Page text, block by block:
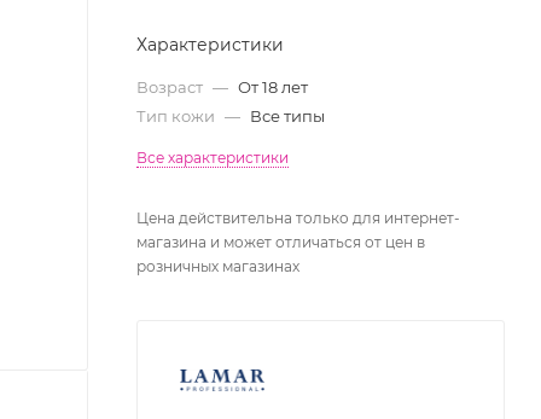
Характеристики
Возраст — От 18 лет
Тип кожи — Все типы
Все характеристики
Цена действительна только для интернет-
магазина и может отличаться от цен в
розничных магазинах